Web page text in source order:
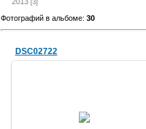
[3]
Фотографий в альбоме: 30
DSC02722